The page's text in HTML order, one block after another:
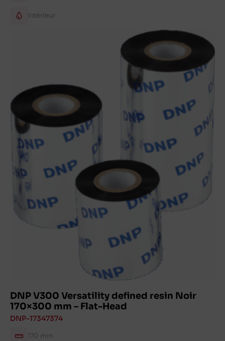
Intérieur
DNP V300 Versatility defined resin Noir
170×300 mm – Flat-Head
DNP-17347374
170 mm